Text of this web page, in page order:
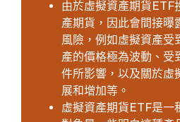
由於虛擬資產期貨ETF
產期貨，因此會間接曝
風險，例如虛擬資產受
產的價格極為波動、受
件所影響，以及關於虛
展和增加等。
虛擬資產期貨ETF是一